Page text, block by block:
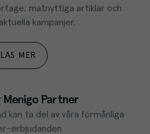
matnyttiga artiklar och
kampanjer.
LÄS MER
Menigo Partner
kan ta del av våra förmånliga
erbjudanden